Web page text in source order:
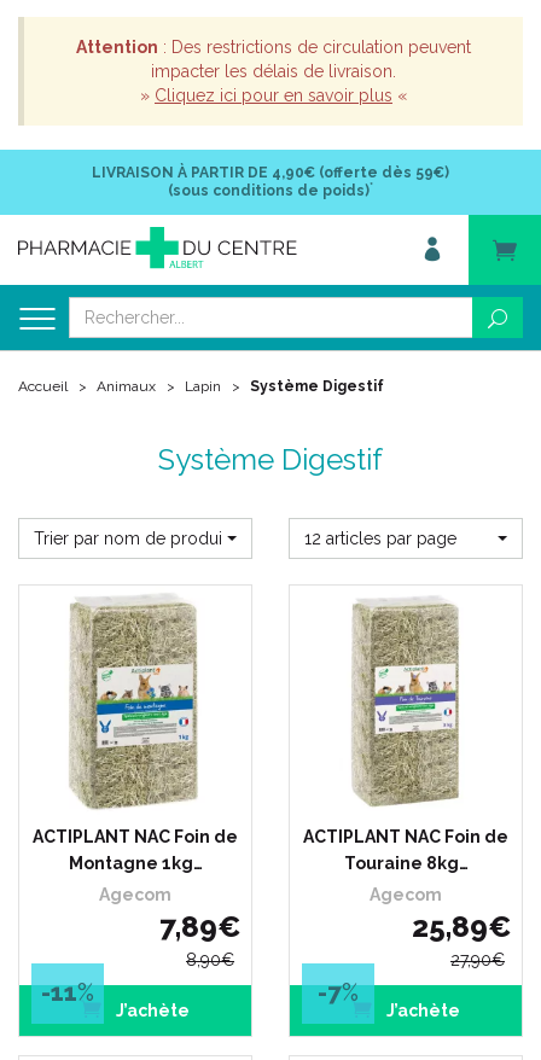
Attention : Des restrictions de circulation peuvent
impacter les délais de livraison.
» Cliquez ici pour en savoir plus «
LIVRAISON À PARTIR DE 4,90€ (offerte dès 59€)
(sous conditions de poids)*
Accueil Animaux Lapin Système Digestif
Système Digestif
Trier par nom de produit 12 articles par page
ACTIPLANT NAC Foin de
Montagne 1kg…
Agecom
7,89€
8,90€
-11%
J’achète
ACTIPLANT NAC Foin de
Touraine 8kg…
Agecom
25,89€
27,90€
-7%
J’achète